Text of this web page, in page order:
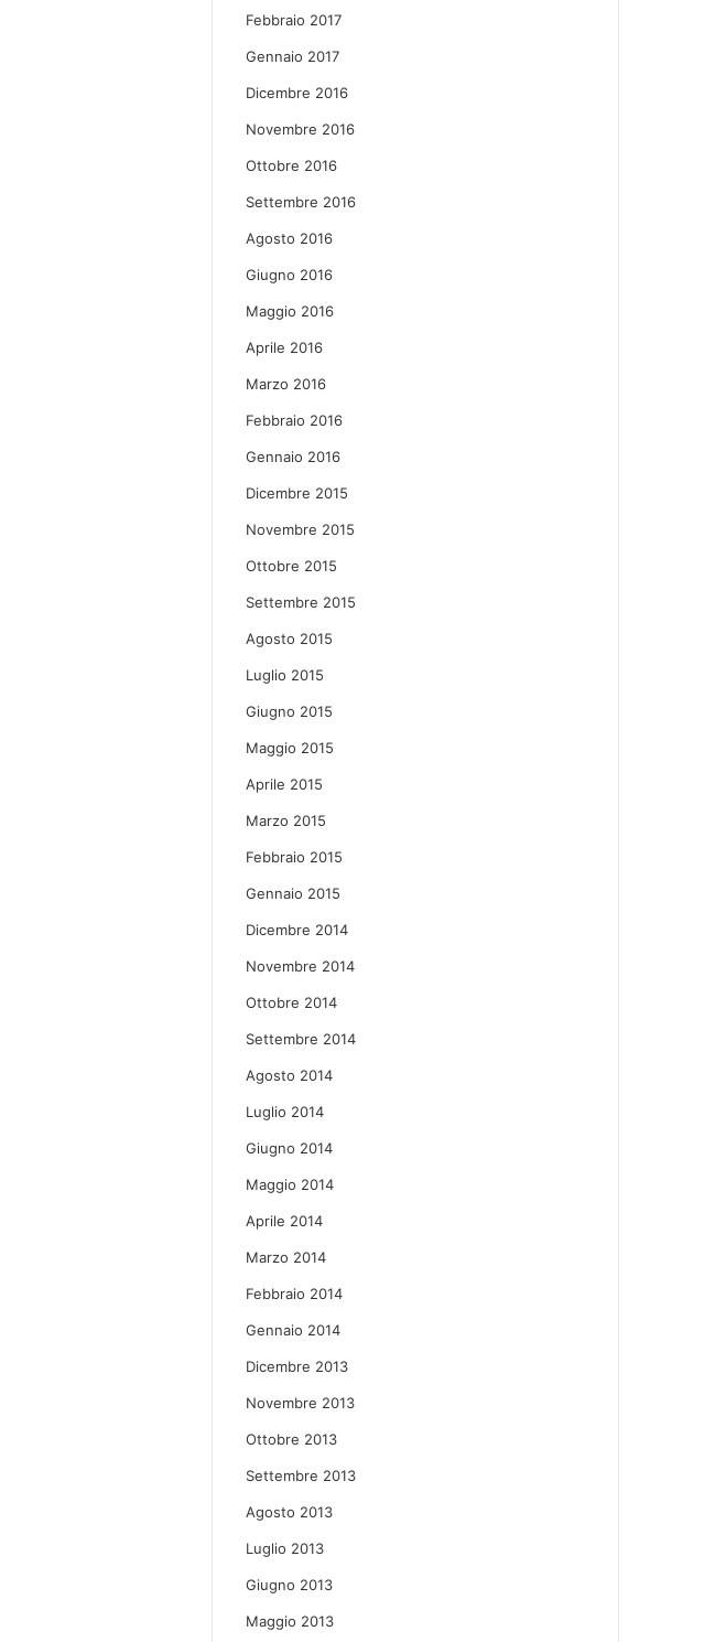
Febbraio 2017
Gennaio 2017
Dicembre 2016
Novembre 2016
Ottobre 2016
Settembre 2016
Agosto 2016
Giugno 2016
Maggio 2016
Aprile 2016
Marzo 2016
Febbraio 2016
Gennaio 2016
Dicembre 2015
Novembre 2015
Ottobre 2015
Settembre 2015
Agosto 2015
Luglio 2015
Giugno 2015
Maggio 2015
Aprile 2015
Marzo 2015
Febbraio 2015
Gennaio 2015
Dicembre 2014
Novembre 2014
Ottobre 2014
Settembre 2014
Agosto 2014
Luglio 2014
Giugno 2014
Maggio 2014
Aprile 2014
Marzo 2014
Febbraio 2014
Gennaio 2014
Dicembre 2013
Novembre 2013
Ottobre 2013
Settembre 2013
Agosto 2013
Luglio 2013
Giugno 2013
Maggio 2013